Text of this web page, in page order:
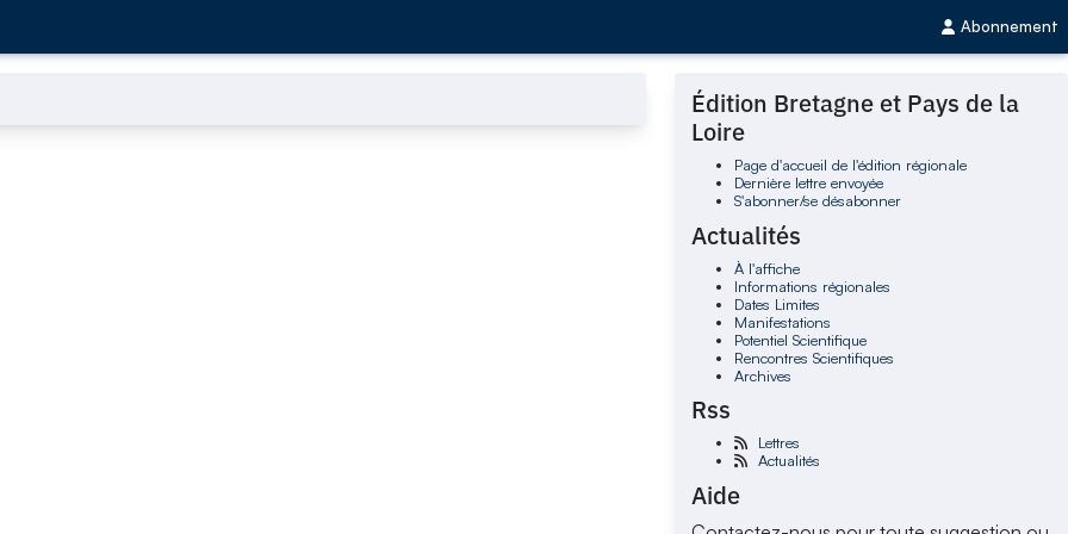
Abonnement
Édition Bretagne et Pays de la
Loire
Page d'accueil de l'édition régionale
Dernière lettre envoyée
S'abonner/se désabonner
Actualités
À l'affiche
Informations régionales
Dates Limites
Manifestations
Potentiel Scientifique
Rencontres Scientifiques
Archives
Rss
Lettres
Actualités
Aide